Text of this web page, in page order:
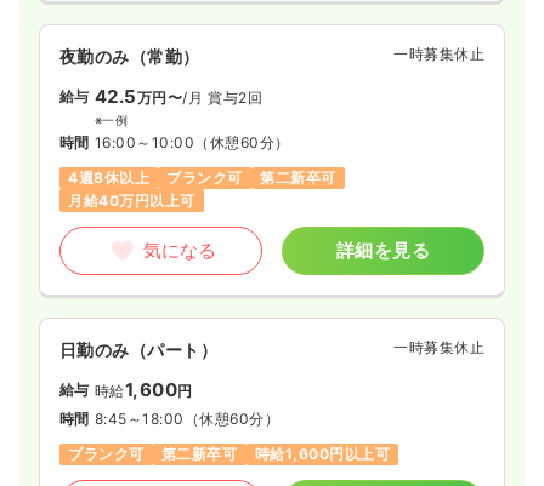
夜勤のみ（常勤） 一時募集休止
給与 42.5万円〜/月 賞与2回
※一例
時間 16:00～10:00 （休憩60分）
4週8休以上
ブランク可
第二新卒可
月給40万円以上可
気になる 詳細を見る
日勤のみ（パート） 一時募集休止
給与 時給1,600円
時間 8:45～18:00 （休憩60分）
ブランク可
第二新卒可 時給1,600円以上可